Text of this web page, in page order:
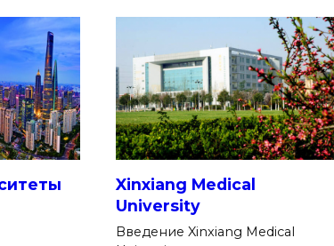
Xinxiang Medical
University
Введение Xinxiang Medical